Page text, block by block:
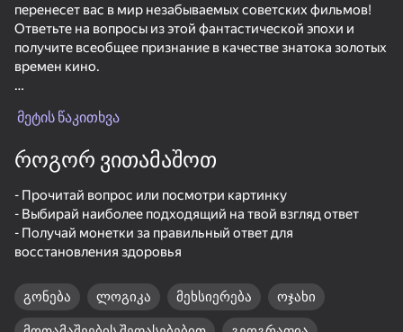
50+ საუკეთესო თამაში. ყველას მიერ
საყვარელი. „არა-მოთამაშეებიც“ კი
ChatSim - Texting Love Story & Chat Romance
67
Call Metromen
42
Sea Battle
52
перенесет вас в мир незабываемых советских фильмов!
Ответьте на вопросы из этой фантастической эпохи и
получите всеобщее признание в качестве знатока золотых
времен кино.
и эрудицию, но и весело проведете время. Вы сможете
восстановить здоровье, чтобы продолжить игру без
Итак, присоединяйтесь к нашей викторине и окунитесь в
ностальгическую атмосферу советских фильмов,
которые так любили все поколения нашей страны. Вы
Поехали!
მეტის წაკითხვა
როგორ ვითამაშოთ
- Прочитай вопрос или посмотри картинку
- Выбирай наиболее подходящий на твой взгляд ответ
- Получай монетки за правильный ответ для
восстановления здоровья
გონება ლოგიკა მეხსიერება ოჯახი